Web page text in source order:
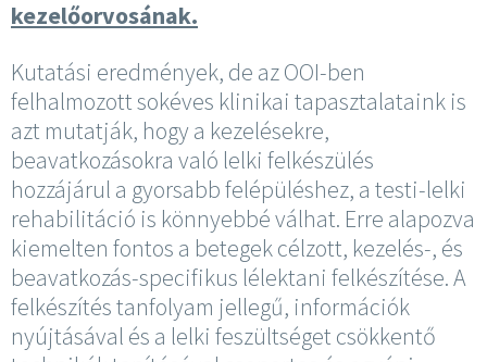
kezelőorvosának.
Kutatási eredmények, de az OOI-ben
felhalmozott sokéves klinikai tapasztalataink is
azt mutatják, hogy a kezelésekre,
beavatkozásokra való lelki felkészülés
hozzájárul a gyorsabb felépüléshez, a testi-lelki
rehabilitáció is könnyebbé válhat. Erre alapozva
kiemelten fontos a betegek célzott, kezelés-, és
beavatkozás-specifikus lélektani felkészítése. A
felkészítés tanfolyam jellegű, információk
nyújtásával és a lelki feszültséget csökkentő